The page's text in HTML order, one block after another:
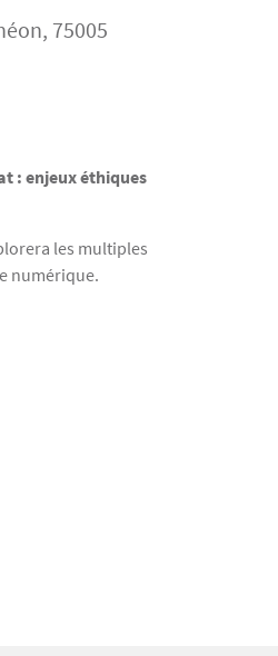
75005
: enjeux éthiques
les multiples
numérique.